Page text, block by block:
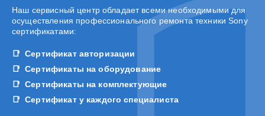
Наш сервисный центр обладает всеми необходимыми для
осуществления профессионального ремонта техники Sony
сертификатами:
Сертификат авторизации
Сертификаты на оборудование
Сертификаты на комплектующие
Сертификат у каждого специалиста